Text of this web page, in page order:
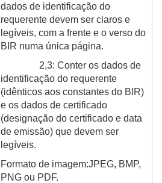
dados de identificação do
requerente devem ser claros e
legíveis, com a frente e o verso do
BIR numa única página.
2,3: Conter os dados de
identificação do requerente
(idênticos aos constantes do BIR)
e os dados de certificado
(designação do certificado e data
de emissão) que devem ser
legíveis.
Formato de imagem:JPEG, BMP,
PNG ou PDF.